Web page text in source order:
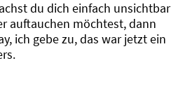
du dich einfach unsichtbar
auftauchen möchtest, dann
ich gebe zu, das war jetzt ein